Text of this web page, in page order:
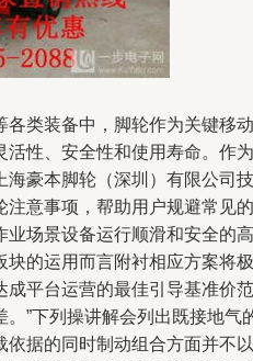
各类装备中，脚轮作为关键移动
活性、安全性和使用寿命。作为
海豪本脚轮（深圳）有限公司技
注意事项，帮助用户规避常见的
业场景设备运行顺滑和安全的高
块的运用而言附衬相应方案将极
成平台运营的最佳引导基准价范
”下列操讲解会列出既接地气
据的同时制动组合方面并不以